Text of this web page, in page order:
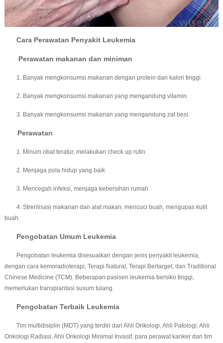
Cara Perawatan Penyakit Leukemia
Perawatan makanan dan miniman
1. Banyak mengkonsumsi makanan dengan protein dan kalori tinggi.
2. Banyak mengkonsumsi makanan yang mengandung vitamin.
3. Banyak mengkonsumsi makanan yang mengandung zat besi.
Perawatan
1. Minum obat teratur, melakukan check up rutin
2. Menjaga pola hidup yang baik
3. Mencegah infeksi, menjaga kebersihan rumah
4. Strerilisasi makanan dan alat makan, mencuci buah, mengupas kulit
buah
Pengobatan Umum Leukemia
Pengobatan leukemia disesuaikan dengan jenis penyakit leukemia,
dengan cara kemoradioterapi, Terapi Natural, Terapi Bertarget, dan Traditional
Chinese Medicine (TCM). Beberapan pasisen leukemia bersiko tinggi,
memerlukan transplantasi susum tulang.
Pengobatan Terbaik Leukemia
Tim multidisiplin (MDT) yang terdiri dari Ahli Onkologi, Ahli Patologi, Ahli
Onkologi Radiasi, Ahli Onkologi Minimal Invasif, para perawat kanker dan tim